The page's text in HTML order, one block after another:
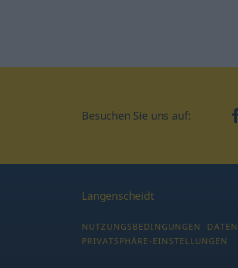
Besuchen Sie uns auf:
Langenscheidt
NUTZUNGSBEDINGUNGEN
PRIVATSPHÄRE-EINSTELLUNGEN